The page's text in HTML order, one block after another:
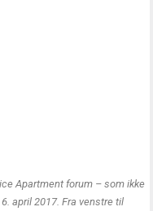
Apartment forum – som ikke
april 2017. Fra venstre til